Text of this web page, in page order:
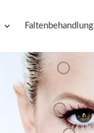
Faltenbehandlung